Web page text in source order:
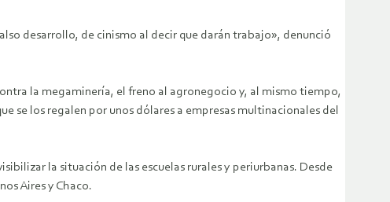
desarrollo, de cinismo al decir que darán trabajo», denunció
la megaminería, el freno al agronegocio y, al mismo tiempo,
se los regalen por unos dólares a empresas multinacionales del
la situación de las escuelas rurales y periurbanas. Desde
Aires y Chaco.